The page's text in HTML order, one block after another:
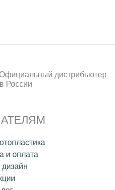
дистрибьютер
России
и оплата